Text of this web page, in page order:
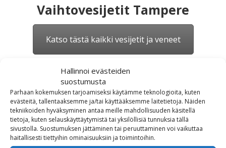
Hallinnoi evästeiden
suostumusta
Parhaan kokemuksen tarjoamiseksi käytämme teknologioita, kuten
evästeitä, tallentaaksemme ja/tai käyttääksemme laitetietoja. Näiden
tekniikoiden hyväksyminen antaa meille mahdollisuuden käsitellä
tietoja, kuten selauskäyttäytymistä tai yksilöllisiä tunnuksia tällä
sivustolla. Suostumuksen jättäminen tai peruuttaminen voi vaikuttaa
haitallisesti tiettyihin ominaisuuksiin ja toimintoihin.
Vaihtovesijetit Tampere
Katso tästä kaikki vesijetit ja veneet
Share Tweet Share